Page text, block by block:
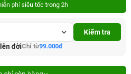
phí siêu tốc trong 2h
Kiểm tra
đờiChỉ từ99.000đ